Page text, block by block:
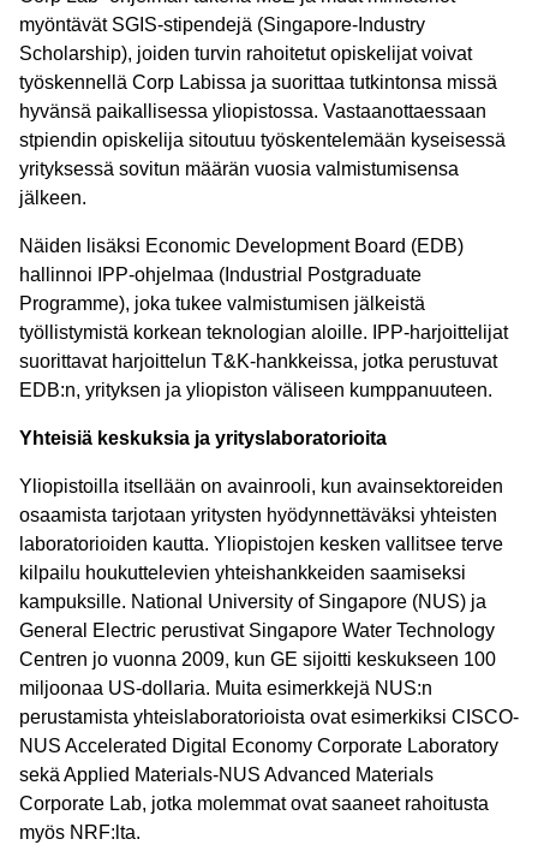
myöntävät SGIS-stipendejä (Singapore-Industry
Scholarship), joiden turvin rahoitetut opiskelijat voivat
työskennellä Corp Labissa ja suorittaa tutkintonsa missä
hyvänsä paikallisessa yliopistossa. Vastaanottaessaan
stpiendin opiskelija sitoutuu työskentelemään kyseisessä
yrityksessä sovitun määrän vuosia valmistumisensa
jälkeen.
Näiden lisäksi Economic Development Board (EDB)
hallinnoi IPP-ohjelmaa (Industrial Postgraduate
Programme), joka tukee valmistumisen jälkeistä
työllistymistä korkean teknologian aloille. IPP-harjoittelijat
suorittavat harjoittelun T&K-hankkeissa, jotka perustuvat
EDB:n, yrityksen ja yliopiston väliseen kumppanuuteen.
Yhteisiä keskuksia ja yrityslaboratorioita
Yliopistoilla itsellään on avainrooli, kun avainsektoreiden
osaamista tarjotaan yritysten hyödynnettäväksi yhteisten
laboratorioiden kautta. Yliopistojen kesken vallitsee terve
kilpailu houkuttelevien yhteishankkeiden saamiseksi
kampuksille. National University of Singapore (NUS) ja
General Electric perustivat Singapore Water Technology
Centren jo vuonna 2009, kun GE sijoitti keskukseen 100
miljoonaa US-dollaria. Muita esimerkkejä NUS:n
perustamista yhteislaboratorioista ovat esimerkiksi CISCO-
NUS Accelerated Digital Economy Corporate Laboratory
sekä Applied Materials-NUS Advanced Materials
Corporate Lab, jotka molemmat ovat saaneet rahoitusta
myös NRF:lta.